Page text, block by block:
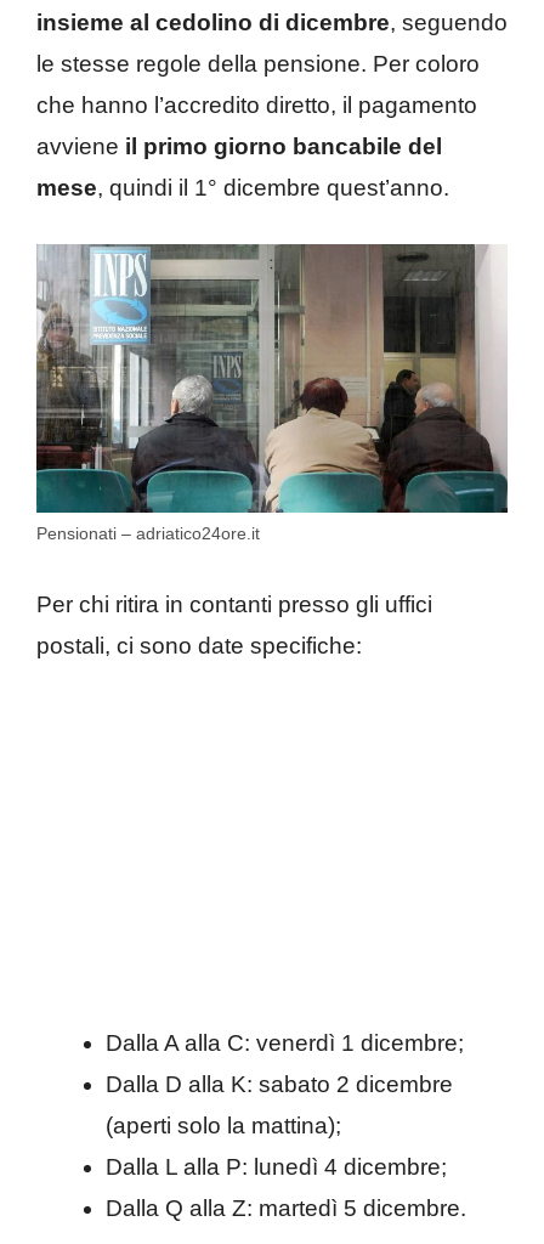
insieme al cedolino di dicembre, seguendo
le stesse regole della pensione. Per coloro
che hanno l’accredito diretto, il pagamento
avviene il primo giorno bancabile del
mese, quindi il 1° dicembre quest’anno.
Pensionati – adriatico24ore.it
Per chi ritira in contanti presso gli uffici
postali, ci sono date specifiche:
Dalla A alla C: venerdì 1 dicembre;
Dalla D alla K: sabato 2 dicembre
(aperti solo la mattina);
Dalla L alla P: lunedì 4 dicembre;
Dalla Q alla Z: martedì 5 dicembre.